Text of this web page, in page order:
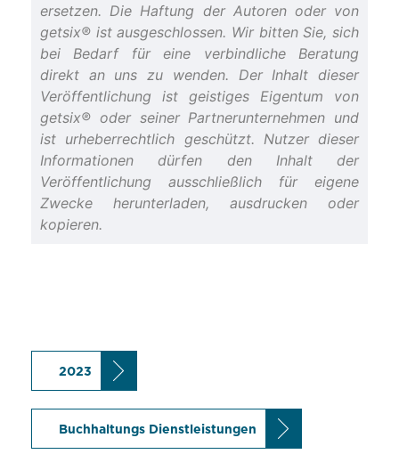
ersetzen. Die Haftung der Autoren oder von
getsix® ist ausgeschlossen. Wir bitten Sie, sich
bei Bedarf für eine verbindliche Beratung
direkt an uns zu wenden. Der Inhalt dieser
Veröffentlichung ist geistiges Eigentum von
getsix® oder seiner Partnerunternehmen und
ist urheberrechtlich geschützt. Nutzer dieser
Informationen dürfen den Inhalt der
Veröffentlichung ausschließlich für eigene
Zwecke herunterladen, ausdrucken oder
kopieren.
2023
Buchhaltungs Dienstleistungen